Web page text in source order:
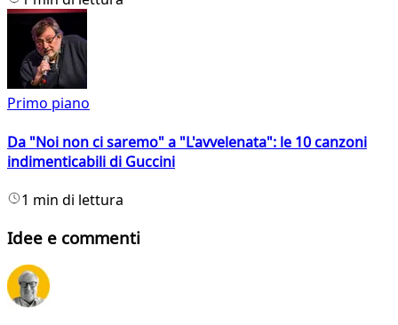
Primo piano
Da "Noi non ci saremo" a "L'avvelenata": le 10 canzoni
indimenticabili di Guccini
1 min di lettura
Idee e commenti